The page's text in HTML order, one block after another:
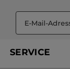
SERVICE